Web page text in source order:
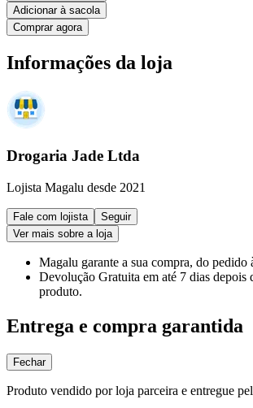
Adicionar à sacola
Comprar agora
Informações da loja
Drogaria Jade Ltda
Lojista Magalu desde 2021
Fale com lojista
Seguir
Ver mais sobre a loja
Magalu garante a sua compra, do pedido
Devolução Gratuita em até 7 dias depois
produto.
Entrega e compra garantida
Fechar
Produto vendido por loja parceira e entregue